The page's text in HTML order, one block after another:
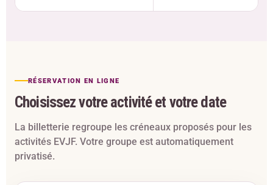
RÉSERVATION EN LIGNE
Choisissez votre activité et votre date
La billetterie regroupe les créneaux proposés pour les
activités EVJF. Votre groupe est automatiquement
privatisé.